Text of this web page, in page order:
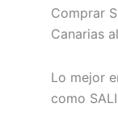
Comprar
Canarias
Lo mejor
como